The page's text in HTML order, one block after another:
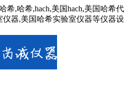
希,哈希,hach,美国hach,美国哈希代
器,美国哈希实验室仪器等仪器设